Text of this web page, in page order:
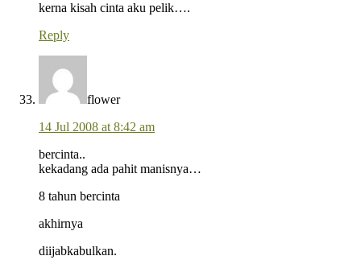
kerna kisah cinta aku pelik….
Reply
flower
14 Jul 2008 at 8:42 am
bercinta..
kekadang ada pahit manisnya…
8 tahun bercinta
akhirnya
diijabkabulkan.